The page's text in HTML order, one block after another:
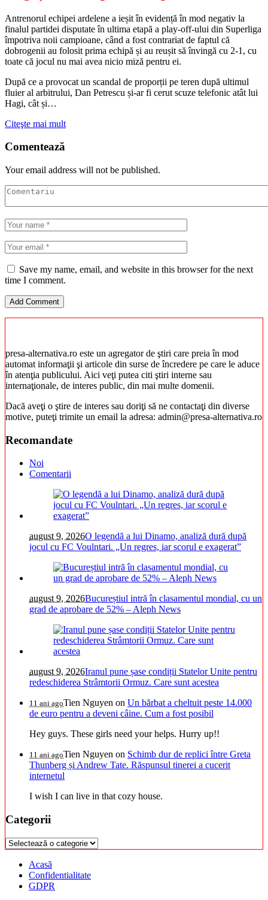
Antrenorul echipei ardelene a ieșit în evidență în mod negativ la
finalul partidei disputate în ultima etapă a play-off-ului din Superliga
împotriva noii campioane, când a fost contrariat de faptul că
dobrogenii au folosit prima echipă și au reușit să învingă cu 2-1, cu
toate că jocul nu mai avea nicio miză pentru ei.
După ce a provocat un scandal de proporții pe teren după ultimul
fluier al arbitrului, Dan Petrescu și-ar fi cerut scuze telefonic atât lui
Hagi, cât și…
Citeşte mai mult
Comentează
Your email address will not be published.
Save my name, email, and website in this browser for the next
time I comment.
presa-alternativa.ro este un agregator de ştiri care preia în mod
automat informaţii şi articole din surse de încredere pe care le aduce
în atenţia publicului. Aici veţi putea citi ştiri interne sau
internaţionale, de interes public, din mai multe domenii.
Dacă aveţi o ştire de interes sau doriţi să ne contactaţi din diverse
motive, puteţi trimite un email la adresa: admin@presa-alternativa.ro
Recomandate
Noi
Comentarii
august 9, 2026O legendă a lui Dinamo, analiză dură după
jocul cu FC Voulntari. „Un regres, iar scorul e exagerat”
august 9, 2026Bucureștiul intră în clasamentul mondial, cu un
grad de aprobare de 52% – Aleph News
august 9, 2026Iranul pune șase condiții Statelor Unite pentru
redeschiderea Strâmtorii Ormuz. Care sunt acestea
11 ani agoTien Nguyen on Un bărbat a cheltuit peste 14.000
de euro pentru a deveni câine. Cum a fost posibil
Hey guys. These girls need your helps. Hurry up!!
11 ani agoTien Nguyen on Schimb dur de replici între Greta
Thunberg și Andrew Tate. Răspunsul tinerei a cucerit
internetul
I wish I can live in that cozy house.
Categorii
Categorii
Acasă
Confidentialitate
GDPR